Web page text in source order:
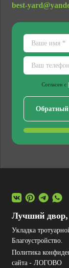
best-
Согласен с
Лучший двор,
Укладка
Благоустройство.
Политика
сайта - ЛОГОВО